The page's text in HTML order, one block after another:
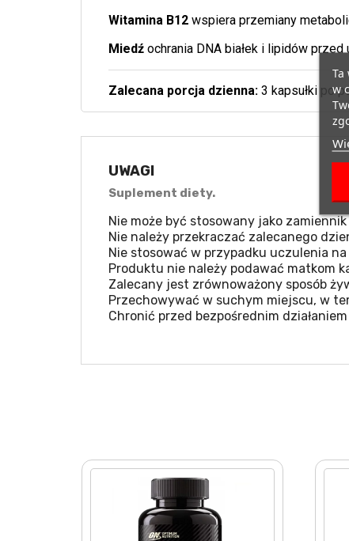
Witamina B12 wspiera przemiany
Miedź ochrania DNA białek i lipidów
Zalecana porcja dzienna: 3 kapsułki po
UWAGI
Suplement diety.
Nie może być stosowany jako
Nie należy przekraczać zalecanego
Nie stosować w przypadku uczulenia
Produktu nie należy podawać matkom
Zalecany jest zrównoważony sposób
Przechowywać w suchym miejscu, w
Chronić przed bezpośrednim
Ta
w